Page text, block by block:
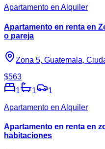
Apartamento en Alquiler
Apartamento en renta en
o pareja
Zona 5, Guatemala,
$563
1
1
1
Apartamento en Alquiler
Apartamento en renta en
habitaciones